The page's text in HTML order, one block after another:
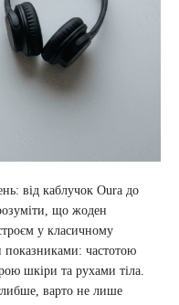
від каблучок Oura до
що жоден
у класичному
частотою
шкіри та рухами тіла.
варто не лише